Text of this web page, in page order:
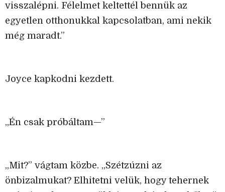
visszalépni. Félelmet keltettél bennük az
egyetlen otthonukkal kapcsolatban, ami nekik
még maradt.”
Joyce kapkodni kezdett.
„Én csak próbáltam—”
„Mit?” vágtam közbe. „Szétzúzni az
önbizalmukat? Elhitetni velük, hogy tehernek